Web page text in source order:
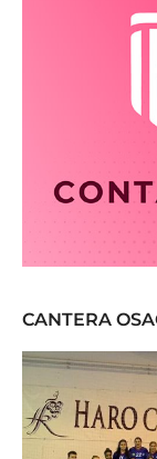
CANTERA